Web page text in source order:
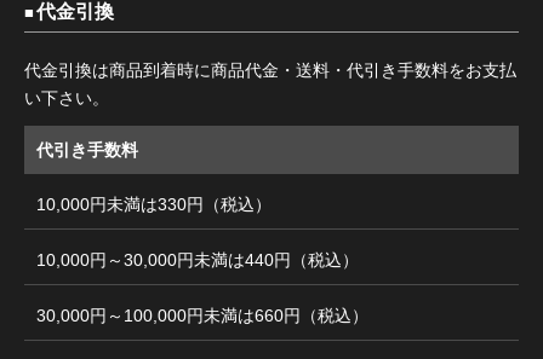
代金引換
代金引換は商品到着時に商品代金・送料・代引き手数料をお支払
い下さい。
代引き手数料
10,000円未満は330円（税込）
10,000円～30,000円未満は440円（税込）
30,000円～100,000円未満は660円（税込）